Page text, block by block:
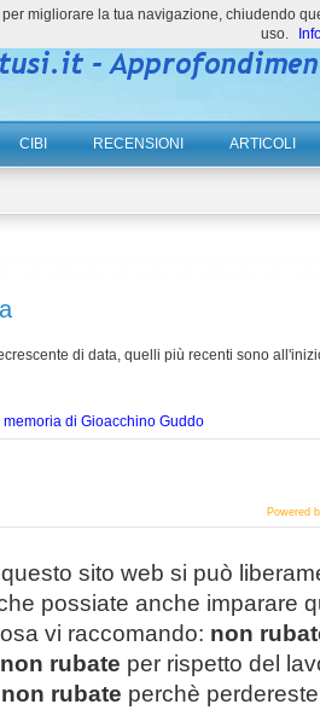
CIBI RECENSIONI ARTICOLI
di data, quelli più recenti sono
memoria di Gioacchino Guddo
Powered
sito web si può
possiate anche imparare
vi raccomando: non
non rubate per rispetto del
non rubate perchè
migliorare la tua navigazione, chiudendo
uso.